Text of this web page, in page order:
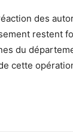
des
restent
du
cette